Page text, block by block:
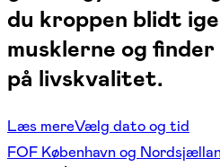
du kroppen blidt
musklerne og
på livskvalitet.
Læs mereVælg dato og tid
FOF København og